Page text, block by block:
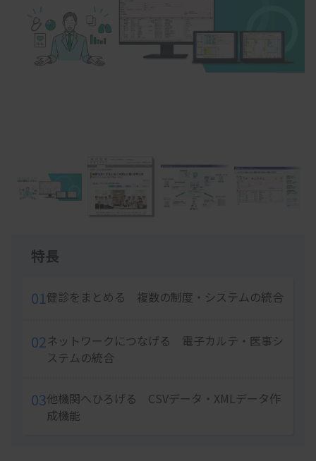
特長
01健診をまとめる 複数の制度・システムの統合
02ネットワークにつなげる 電子カルテ・医事シ
ステムの統合
03他機関へひろげる CSVデータ・XMLデータ作
成機能